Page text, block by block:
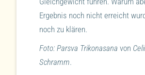
Ergebnis noch nicht erreicht
noch zu klären.
Foto: Parsva Trikonasana von
Schramm.